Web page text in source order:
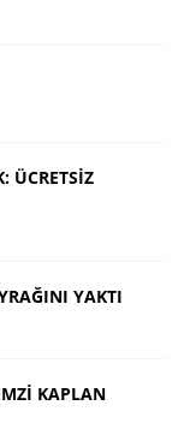
ÜCRETSİZ
YAKTI
KAPLAN